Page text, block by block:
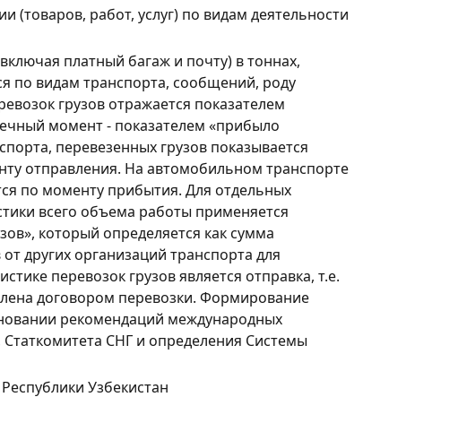
(товаров, работ, услуг) по видам деятельности
платный багаж и почту) в тоннах,
по видам транспорта, сообщений, роду
грузов отражается показателем
момент - показателем «прибыло
перевезенных грузов показывается
отправления. На автомобильном транспорте
по моменту прибытия. Для отдельных
всего объема работы применяется
который определяется как сумма
других организаций транспорта для
перевозок грузов является отправка, т.е.
договором перевозки. Формирование
рекомендаций международных
Статкомитета СНГ и определения Системы
Узбекистан